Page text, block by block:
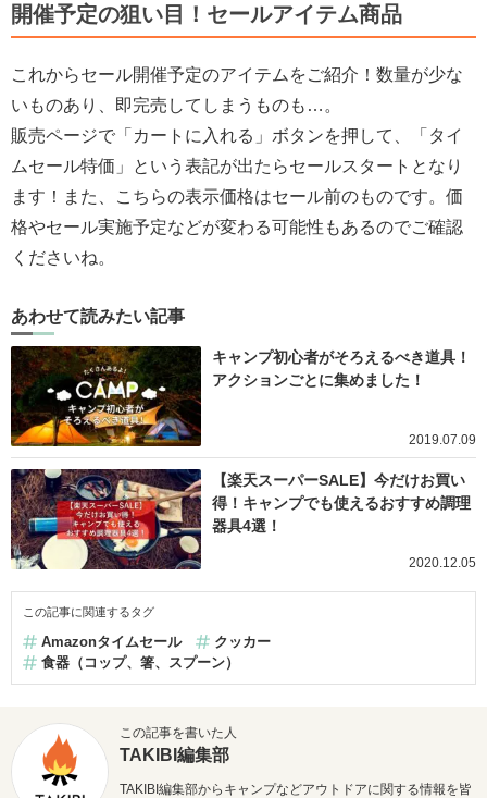
開催予定の狙い目！セールアイテム商品
これからセール開催予定のアイテムをご紹介！数量が少な
いものあり、即完売してしまうものも…。
販売ページで「カートに入れる」ボタンを押して、「タイ
ムセール特価」という表記が出たらセールスタートとなり
ます！また、こちらの表示価格はセール前のものです。価
格やセール実施予定などが変わる可能性もあるのでご確認
くださいね。
あわせて読みたい記事
キャンプ初心者がそろえるべき道具！
アクションごとに集めました！
2019.07.09
【楽天スーパーSALE】今だけお買い
得！キャンプでも使えるおすすめ調理
器具4選！
2020.12.05
この記事に関連するタグ
Amazonタイムセール
クッカー
食器（コップ、箸、スプーン）
この記事を書いた人
TAKIBI編集部
TAKIBI編集部からキャンプなどアウトドアに関する情報を皆